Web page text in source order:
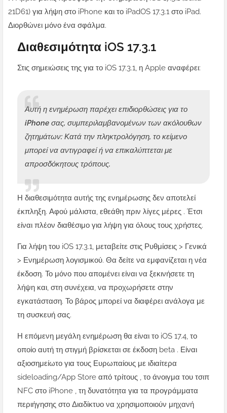
21D61) για λήψη στο iPhone και το iPadOS 17.3.1 στο iPad.
Διορθώνει μόνο ένα σφάλμα.
Διαθεσιμότητα iOS 17.3.1
Στις σημειώσεις της για το iOS 17.3.1, η Apple αναφέρει:
Αυτή η ενημέρωση παρέχει επιδιορθώσεις για το
iPhone σας, συμπεριλαμβανομένων των ακόλουθων
ζητημάτων: Κατά την πληκτρολόγηση, το κείμενο
μπορεί να αντιγραφεί ή να επικαλύπτεται με
απροσδόκητους τρόπους.
Η διαθεσιμότητα αυτής της ενημέρωσης δεν αποτελεί
έκπληξη. Αφού μάλιστα, εθεάθη πριν λίγες μέρες . Έτσι
είναι πλέον διαθέσιμο για λήψη για όλους τους χρήστες.
Για λήψη του iOS 17.3.1, μεταβείτε στις Ρυθμίσεις > Γενικά
> Ενημέρωση λογισμικού. Θα δείτε να εμφανίζεται η νέα
έκδοση. Το μόνο που απομένει είναι να ξεκινήσετε τη
λήψη και, στη συνέχεια, να προχωρήσετε στην
εγκατάσταση. Το βάρος μπορεί να διαφέρει ανάλογα με
τη συσκευή σας.
Η επόμενη μεγάλη ενημέρωση θα είναι το iOS 17.4, το
οποίο αυτή τη στιγμή βρίσκεται σε έκδοση beta . Είναι
αξιοσημείωτο για τους Ευρωπαίους με ιδιαίτερα
sideloading/App Store από τρίτους , το άνοιγμα του τσιπ
NFC στο iPhone , τη δυνατότητα για τα προγράμματα
περιήγησης στο Διαδίκτυο να χρησιμοποιούν μηχανή